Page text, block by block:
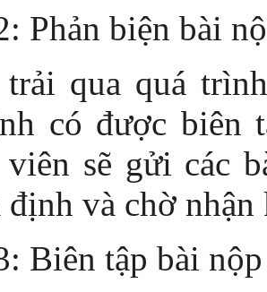
Phản biện bài
qua quá
có được biên
sẽ gửi các
định và chờ nhận
Biên tập bài nộp